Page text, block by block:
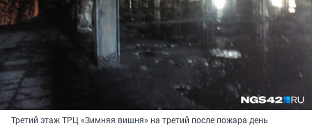
Третий этаж ТРЦ «Зимняя вишня» на третий после пожара день